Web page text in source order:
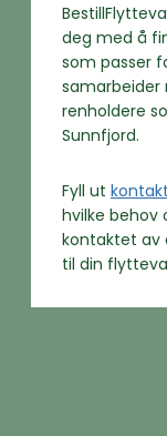
deg med å
som passer
samarbeider
renholdere
Sunnfjord.
Fyll ut
hvilke behov
kontaktet av
til din